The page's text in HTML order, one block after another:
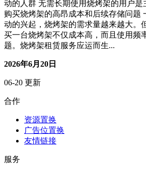
核心摘要 适合家庭聚餐、户外派对、
动的人群 无需长期使用烧烤架的用户是
购买烧烤架的高昂成本和后续存储问题
动的兴起，烧烤架的需求量越来越大。
买一台烧烤架不仅成本高，而且使用频
题。烧烤架租赁服务应运而生...
2026年6月20日
06-20 更新
资源置换
广告位置换